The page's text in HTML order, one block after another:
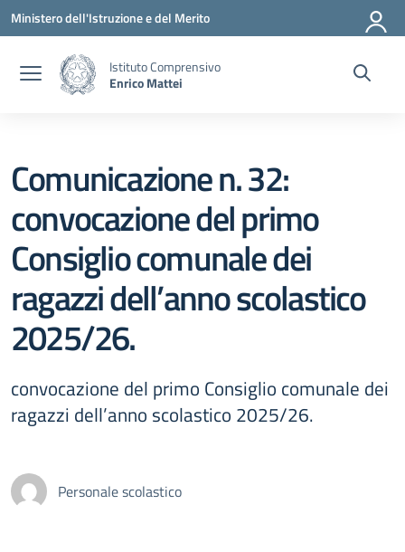
Vai ai contenuti
Vai al menu di navigazione
Vai al footer
Ministero dell'Istruzione e del Merito
Istituto Comprensivo
Enrico Mattei
Comunicazione n. 32:
convocazione del primo
Consiglio comunale dei
ragazzi dell’anno scolastico
2025/26.
convocazione del primo Consiglio comunale dei
ragazzi dell’anno scolastico 2025/26.
Personale scolastico